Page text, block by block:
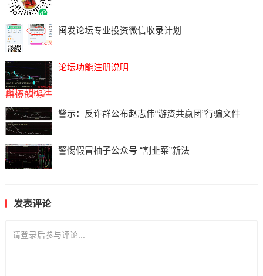
闽发论坛专业投资微信收录计划
论坛功能注
册说明"/>
论坛功能注册说明
警示：反诈群公布赵志伟“游资共赢团”行骗文件
警惕假冒柚子公众号 “割韭菜”新法
发表评论
请登录后参与评论...